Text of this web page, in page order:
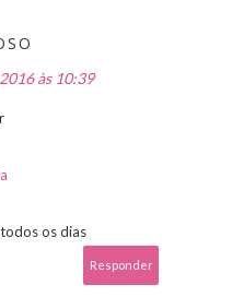
às 10:39
os dias
Responder